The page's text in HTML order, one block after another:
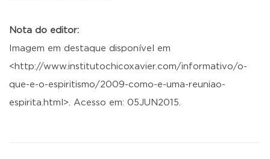
Nota do editor:
Imagem em destaque disponível em
<http://www.institutochicoxavier.com/informativo/o-
que-e-o-espiritismo/2009-como-e-uma-reuniao-
espirita.html>. Acesso em: 05JUN2015.